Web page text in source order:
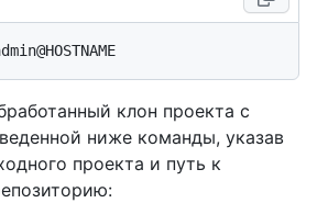
клон проекта с
ниже команды, указав
проекта и путь к